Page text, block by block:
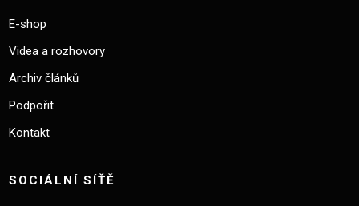
E-shop
Videa a rozhovory
Archiv článků
Podpořit
Kontakt
SOCIÁLNÍ SÍŤĚ